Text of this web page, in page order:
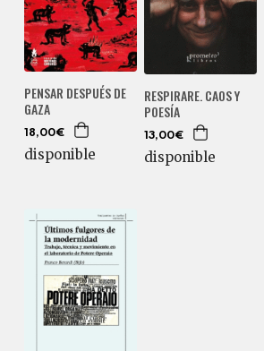
PENSAR DESPUÉS DE
GAZA
18,00€
disponible
RESPIRARE. CAOS Y
POESÍA
13,00€
disponible